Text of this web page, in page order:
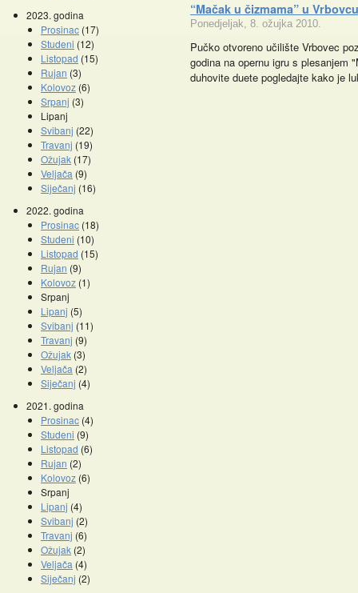
2023. godina
Prosinac (17)
Studeni (12)
Listopad (15)
Rujan (3)
Kolovoz (6)
Srpanj (3)
Lipanj
Svibanj (22)
Travanj (19)
Ožujak (17)
Veljača (9)
Siječanj (16)
2022. godina
Prosinac (18)
Studeni (10)
Listopad (15)
Rujan (9)
Kolovoz (1)
Srpanj
Lipanj (5)
Svibanj (11)
Travanj (9)
Ožujak (3)
Veljača (2)
Siječanj (4)
2021. godina
Prosinac (4)
Studeni (9)
Listopad (6)
Rujan (2)
Kolovoz (6)
Srpanj
Lipanj (4)
Svibanj (2)
Travanj (6)
Ožujak (2)
Veljača (4)
Siječanj (2)
“Mačak u čizmama” u
Ponedjeljak, 8. ožujka 2010.
Pučko otvoreno učilište Vrbovec
godina na opernu igru s plesanjem
duhovite duete pogledajte kako je
Promocije knjiga Kazalište